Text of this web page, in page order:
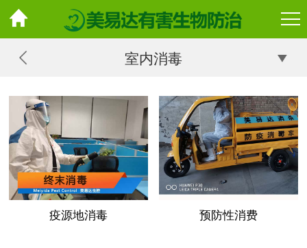
室内消毒
疫源地消毒 预防性消费